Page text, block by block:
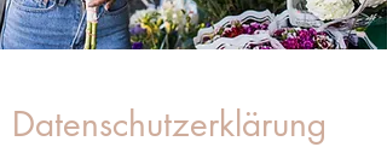
Datenschutzerklärung